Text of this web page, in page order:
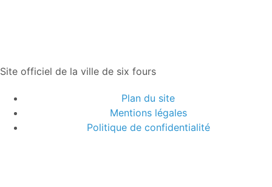
Site officiel de la ville de six fours
Plan du site
Mentions légales
Politique de confidentialité